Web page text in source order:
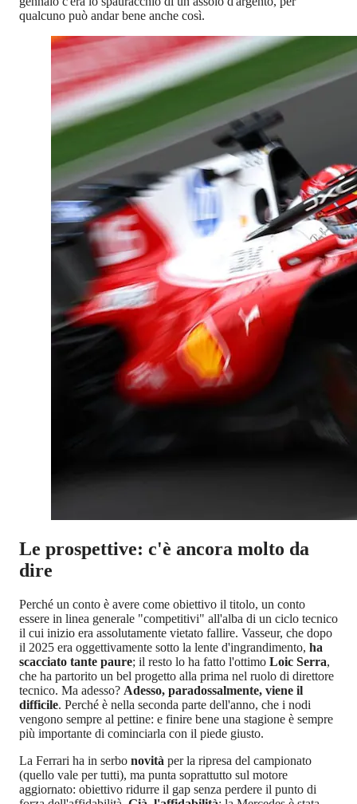
qualcuno può andar bene anche così.
Le prospettive: c'è ancora molto da
dire
Perché un conto è avere come obiettivo il titolo, un conto
essere in linea generale "competitivi" all'alba di un ciclo tecnico
il cui inizio era assolutamente vietato fallire. Vasseur, che dopo
il 2025 era oggettivamente sotto la lente d'ingrandimento, ha
scacciato tante paure; il resto lo ha fatto l'ottimo Loic Serra,
che ha partorito un bel progetto alla prima nel ruolo di direttore
tecnico. Ma adesso? Adesso, paradossalmente, viene il
difficile. Perché è nella seconda parte dell'anno, che i nodi
vengono sempre al pettine: e finire bene una stagione è sempre
più importante di cominciarla con il piede giusto.
La Ferrari ha in serbo novità per la ripresa del campionato
(quello vale per tutti), ma punta soprattutto sul motore
aggiornato: obiettivo ridurre il gap senza perdere il punto di